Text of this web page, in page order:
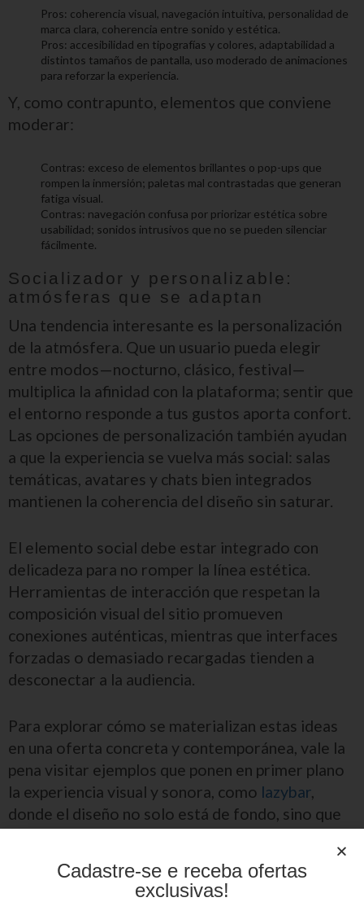
Pros: coherencia visual, navegación intuitiva, personalidad de
marca clara, coherencia entre sonido y estética.
Pros: accesibilidad en tipografías y colores, adaptabilidad a
distintos tamaños de pantalla, uso moderado de animaciones
para reforzar la experiencia.
Y, como contrapunto, elementos que conviene
moderar:
Contras: exceso de elementos brillantes o pop-ups que
rompen la inmersión; paletas mal contrastadas que generan
fatiga visual.
Contras: navegación confusa por priorizar estética sobre
usabilidad; sonidos intrusivos que no se pueden silenciar
fácilmente.
Socializador y personalizable:
atmósferas que se adaptan
Una tendencia interesante es la personalización
de la atmósfera. Que un usuario pueda elegir
entre modos—nocturno, clásico, festival—
multiplica la afinidad con la plataforma; sentir que
el entorno responde a tus gustos aporta confort.
Las opciones de personalización también ayudan
a que la experiencia se vuelva más social: salas
temáticas, avatares y chats bien integrados
mantienen la coherencia del diseño sin saturar.
El elemento social debe estar integrado con
delicadeza para no romper la línea estética.
Herramientas de interacción que respetan la
composición visual del sitio promueven
conexiones auténticas, mientras que interfaces
forzadas o demasiado recargadas tienden a
desconectar a la audiencia.
Para explorar cómo se materializan estas ideas
en una oferta concreta y contemporánea, vale la
pena visitar ejemplos que ponen en primer plano
la experiencia visual y sonora, como lazybar,
donde el diseño no solo está de fondo, sino que
En resumen, la grandeza de un casino online no
Cadastre-se e receba ofertas
exclusivas!